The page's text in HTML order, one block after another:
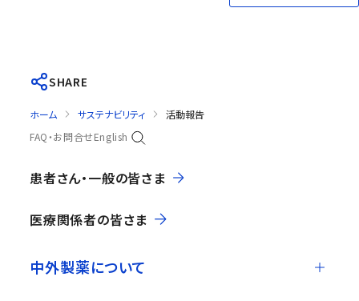
SHARE
ホーム サステナビリティ
活動報告
FAQ・お問合せEnglish
患者さん・一般の皆さま
医療関係者の皆さま
中外製薬について